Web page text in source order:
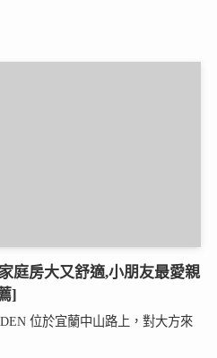
庭房大又舒適,小朋友最愛親
]
位於宜蘭中山路上，對大方來